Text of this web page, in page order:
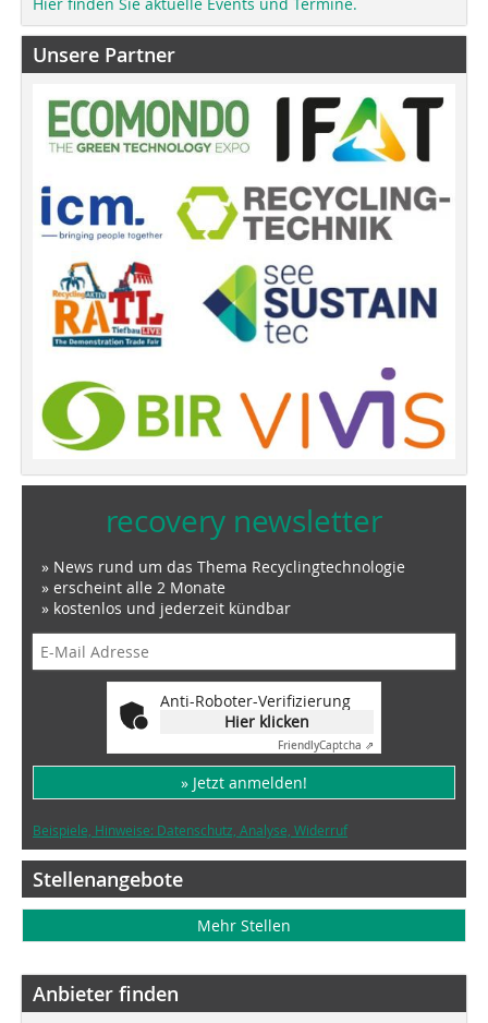
Unsere Partner
recovery newsletter
» News rund um das Thema Recyclingtechnologie
» erscheint alle 2 Monate
» kostenlos und jederzeit kündbar
Anti-Roboter-Verifizierung
Hier klicken
FriendlyCaptcha ⇗
» Jetzt anmelden!
Beispiele, Hinweise: Datenschutz, Analyse, Widerruf
Stellenangebote
Mehr Stellen
Anbieter finden